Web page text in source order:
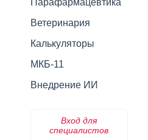
Парафармацевтика
Ветеринария
Калькуляторы
МКБ-11
Внедрение ИИ
Вход для
специалистов